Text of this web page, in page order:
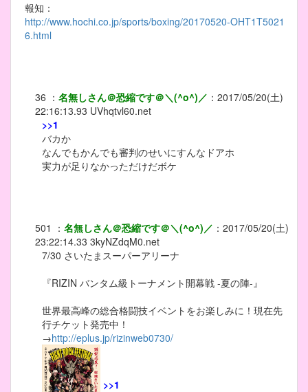
報知：
http://www.hochi.co.jp/sports/boxing/20170520-OHT1T5021
6.html
36 ： 名無しさん＠恐縮です＠＼(^o^)／ ： 2017/05/20(土)
22:16:13.93 UVhqtvl60.net
>>1
バカか
なんでもかんでも審判のせいにすんなドアホ
実力が足りなかっただけだボケ
501 ： 名無しさん＠恐縮です＠＼(^o^)／ ： 2017/05/20(土)
23:22:14.33 3kyNZdqM0.net
7/30 さいたまスーパーアリーナ
『RIZIN バンタム級トーナメント開幕戦 -夏の陣-』
世界最高峰の総合格闘技イベントをお楽しみに！現在先
行チケット発売中！
→http://eplus.jp/rizinweb0730/
>>1